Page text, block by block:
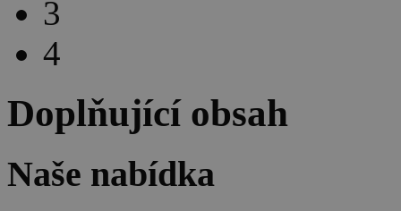
3
4
Doplňující obsah
Naše nabídka